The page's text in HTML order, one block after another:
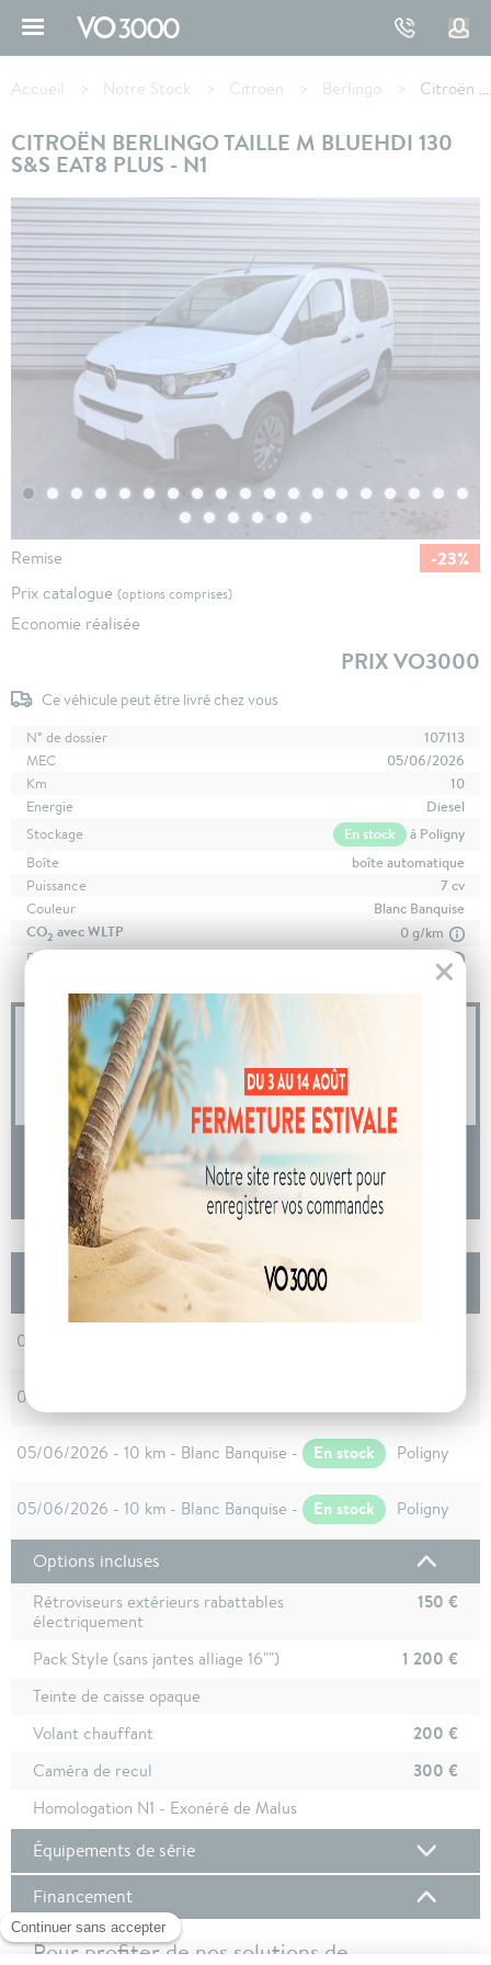
d'Ariane
Accueil Notre Stock Citroën Berlingo Citroën BERLINGO Taille M BlueHDi 130 S&S EAT8 Plus - N1
CITROËN BERLINGO TAILLE M BLUEHDI 130
S&S EAT8 PLUS - N1
Remise -23%
Prix catalogue (options comprises)
Economie réalisée
PRIX VO3000
Ce véhicule peut être livré chez vous
N° de dossier
107113
MEC
05/06/2026
Km
10
Energie
Diesel
Stockage
En stock
à Poligny
Boîte
boîte automatique
Puissance
7 cv
Couleur
Blanc Banquise
CO2 avec WLTP
0 g/km
Poids
04 73 14 64 14
(Prix d'un appel local)
DEMANDE D'INFORMATIONS
Les autres Citroën BERLINGO Taille M BlueHDi
130 S&S EAT8 Plus - N1
05/06/2026 - 10 km - Blanc Banquise -
05/06/2026 - 10 km - Blanc Banquise -
05/06/2026 - 10 km - Blanc Banquise - En stock Poligny
05/06/2026 - 10 km - Blanc Banquise - En stock Poligny
Options incluses
Rétroviseurs extérieurs rabattables
électriquement
150 €
Pack Style (sans jantes alliage 16"") 1 200 €
Teinte de caisse opaque
Volant chauffant
200 €
Caméra de recul 300 €
Homologation N1 - Exonéré de Malus
Équipements de série
Financement
Pour profiter de nos solutions de